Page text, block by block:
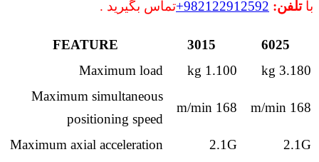
باتلفن: 982122912592+ تماس بگیرید .
6025
3015
FEATURE
3.180 kg
1.100 kg
Maximum load
168 m/min
168 m/min
Maximum simultaneous
positioning speed
2.1G
2.1G
Maximum axial acceleration